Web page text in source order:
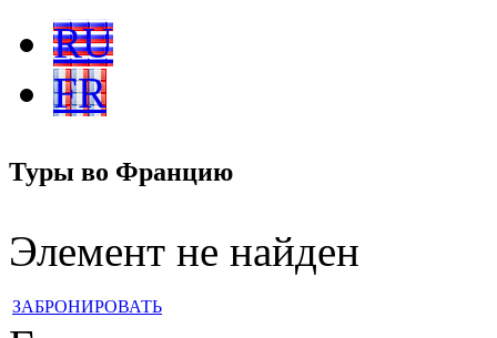
RU
FR
Туры во Францию
Элемент не найден
ЗАБРОНИРОВАТЬ